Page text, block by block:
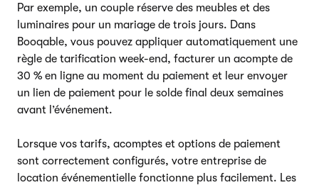
Par exemple, un couple réserve des meubles et des
luminaires pour un mariage de trois jours. Dans
Booqable, vous pouvez appliquer automatiquement une
règle de tarification week-end, facturer un acompte de
30 % en ligne au moment du paiement et leur envoyer
un lien de paiement pour le solde final deux semaines
avant l’événement.
Lorsque vos tarifs, acomptes et options de paiement
sont correctement configurés, votre entreprise de
location événementielle fonctionne plus facilement. Les